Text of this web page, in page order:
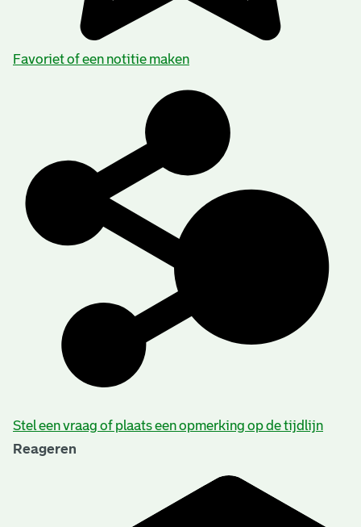
Favoriet of een notitie maken
Stel een vraag of plaats een opmerking op de tijdlijn
Reageren